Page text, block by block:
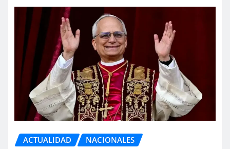
ACTUALIDAD NACIONALES